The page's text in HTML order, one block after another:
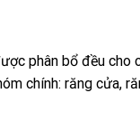
phân bổ đều cho
chính: răng cửa,